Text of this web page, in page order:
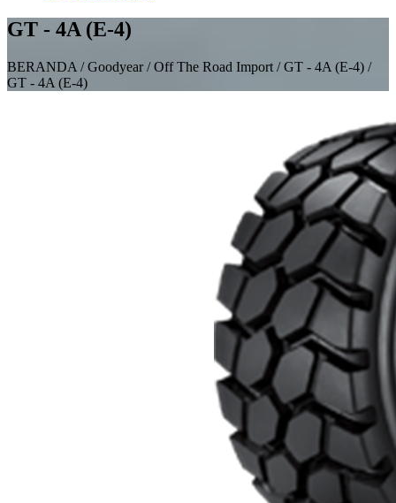
GT - 4A (E-4)
BERANDA / Goodyear / Off The Road Import / GT - 4A (E-4) /
GT - 4A (E-4)